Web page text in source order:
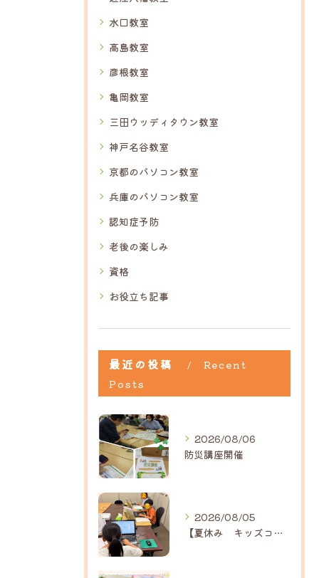
水口教室
高島教室
彦根教室
亀岡教室
三田ウッディタウン教室
神戸名谷教室
京都のパソコン教室
兵庫のパソコン教室
認知症予防
老後の楽しみ
資格
お役立ち記事
最近の投稿
Recent
Posts
2026/08/06
防災講座開催
2026/08/05
【夏休み キッズコース】｜ひだまり近江八幡教室